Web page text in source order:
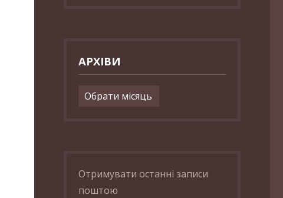
АРХІВИ
Архіви
Отримувати останні записи
поштою